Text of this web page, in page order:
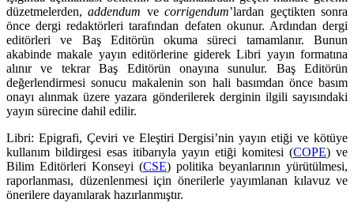
düzetmelerden,addendum vecorrigendum’lardan geçtikten sonra
önce dergi redaktörleri tarafından defaten okunur. Ardından dergi
editörleri ve Baş Editörün okuma süreci tamamlanır. Bunun
akabinde makale yayın editörlerine giderek Libri yayın formatına
alınır ve tekrar Baş Editörün onayına sunulur. Baş Editörün
değerlendirmesi sonucu makalenin son hali basımdan önce basım
onayı alınmak üzere yazara gönderilerek derginin ilgili sayısındaki
yayın sürecine dahil edilir.
Libri: Epigrafi, Çeviri ve Eleştiri Dergisi’nin yayın etiği ve kötüye
kullanım bildirgesi esas itibarıyla yayın etiği komitesi (COPE) ve
Bilim Editörleri Konseyi (CSE) politika beyanlarının yürütülmesi,
raporlanması, düzenlenmesi için önerilerle yayımlanan kılavuz ve
önerilere dayanılarak hazırlanmıştır.